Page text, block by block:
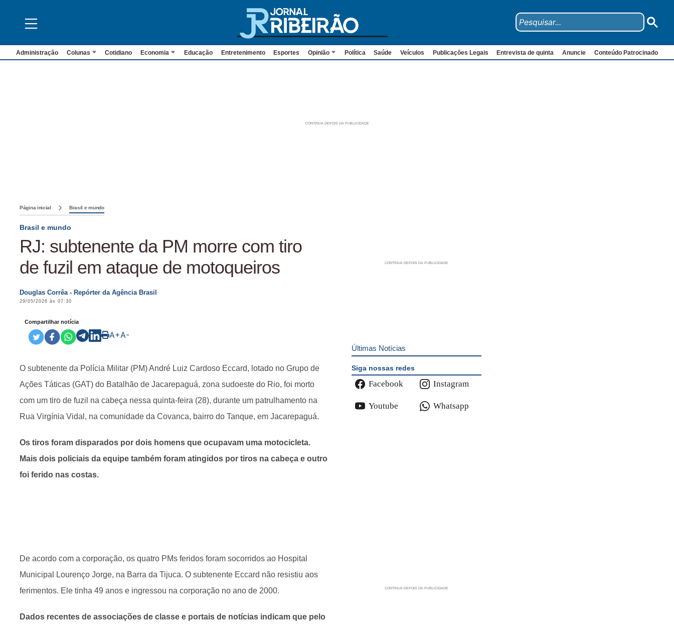
Administração Colunas Cotidiano Economia Educação Entretenimento Esportes Opinião Política Saúde Veículos Publicações Legais Entrevista de quinta Anuncie Conteúdo Patrocinado
Página inicial Brasil e mundo
Brasil e mundo
RJ: subtenente da PM morre com tiro
de fuzil em ataque de motoqueiros
Douglas Corrêa - Repórter da Agência Brasil
29/05/2026 às 07:30
Compartilhar notícia
A+A-
O subtenente da Polícia Militar (PM) André Luiz Cardoso Eccard, lotado no Grupo de
Ações Táticas (GAT) do Batalhão de Jacarepaguá, zona sudoeste do Rio, foi morto
com um tiro de fuzil na cabeça nessa quinta-feira (28), durante um patrulhamento na
Rua Virgínia Vidal, na comunidade da Covanca, bairro do Tanque, em Jacarepaguá.
Os tiros foram disparados por dois homens que ocupavam uma motocicleta.
Mais dois policiais da equipe também foram atingidos por tiros na cabeça e outro
foi ferido nas costas.
De acordo com a corporação, os quatro PMs feridos foram socorridos ao Hospital
Municipal Lourenço Jorge, na Barra da Tijuca. O subtenente Eccard não resistiu aos
ferimentos. Ele tinha 49 anos e ingressou na corporação no ano de 2000.
Dados recentes de associações de classe e portais de notícias indicam que pelo
Últimas Notícias
Siga nossas redes
Facebook Instagram
Youtube Whatsapp